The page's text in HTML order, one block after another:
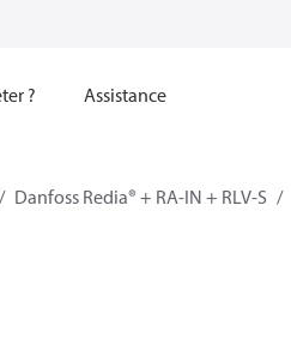
? Assistance
Danfoss Redia® + RA-IN + RLV-S